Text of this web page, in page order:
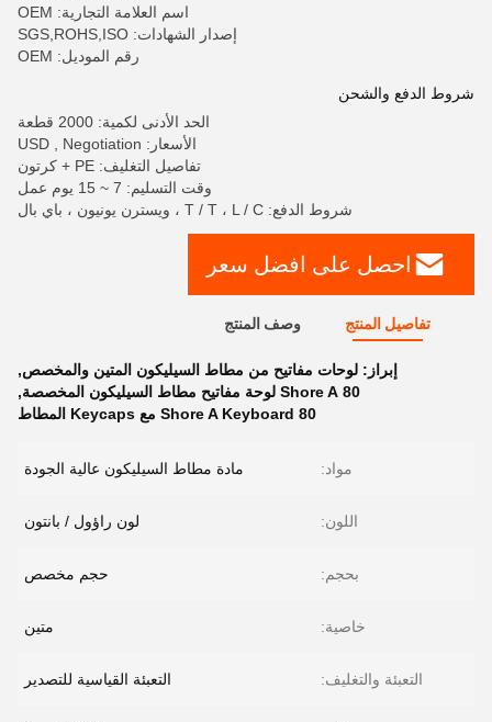
اسم العلامة التجارية: OEM
إصدار الشهادات: SGS,ROHS,ISO
رقم الموديل: OEM
شروط الدفع والشحن
الحد الأدنى لكمية: 2000 قطعة
الأسعار: USD , Negotiation
تفاصيل التغليف: PE + كرتون
وقت التسليم: 7 ~ 15 يوم عمل
شروط الدفع: T / T ، L / C ، ويسترن يونيون ، باي بال
احصل على افضل سعر
تفاصيل المنتج وصف المنتج
إبراز: لوحات مفاتيح من مطاط السيليكون المتين والمخصص,
80 Shore A لوحة مفاتيح مطاط السيليكون المخصصة
,
80 Shore A Keyboard مع Keycaps المطاط
مواد: مادة مطاط السيليكون عالية الجودة
اللون: لون راؤول / بانتون
بحجم: حجم مخصص
خاصية: متين
التعبئة والتغليف: التعبئة القياسية للتصدير